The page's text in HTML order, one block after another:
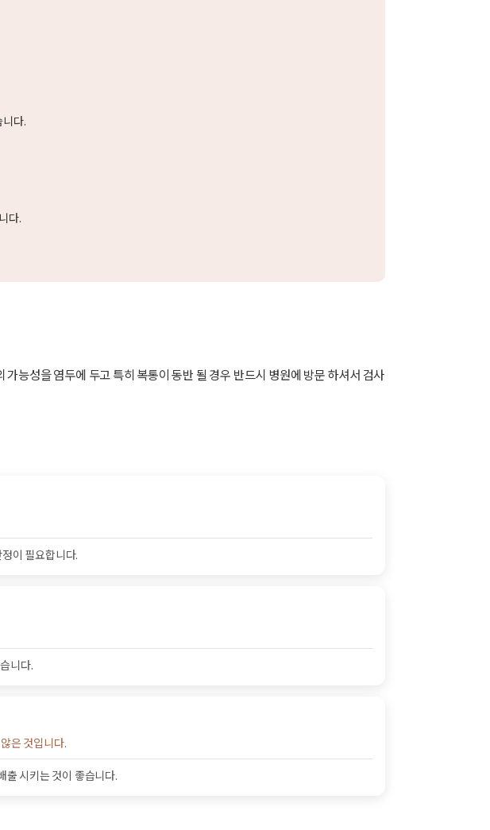
다.
다.
능성을 염두에 두고 특히 복통이 동반 될 경우 반드시 병원에 방문 하셔서 검사
이 필요합니다.
니다.
은 것입니다.
출 시키는 것이 좋습니다.